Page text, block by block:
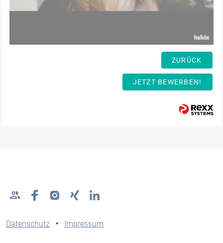
ZURÜCK
JETZT BEWERBEN!
Datenschutz • Impressum